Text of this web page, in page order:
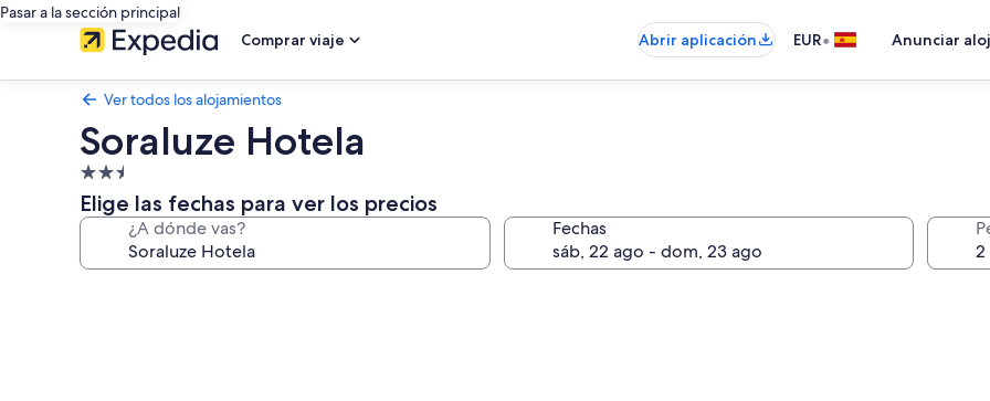
Pasar a la sección principal
Comprar viaje
Abrir aplicación EUR• Anunciar
Ver todos los alojamientos
Soraluze Hotela
Alojamiento
de
2.5 estrellas
Elige las fechas para ver los precios
¿A dónde vas? Fechas